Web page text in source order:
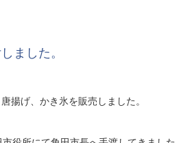
ました。
揚げ、かき氷を販売しました。